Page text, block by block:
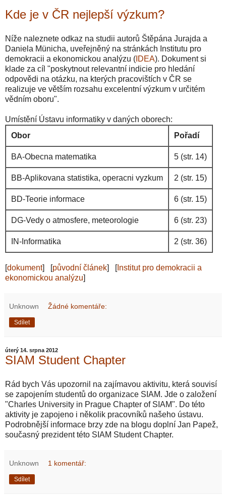
Kde je v ČR nejlepší výzkum?
Níže naleznete odkaz na studii autorů Štěpána Jurajda a
Daniela Münicha, uveřejněný na stránkách Institutu pro
demokracii a ekonomickou analýzu ( IDEA). Dokument si
klade za cíl "poskytnout relevantní indicie pro hledání
odpovědi na otázku, na kterých pracovištích v ČR se
realizuje ve větším rozsahu excelentní výzkum v určitém
vědním oboru".
Umístění Ústavu informatiky v daných oborech:
Obor
Pořadí
BA‐Obecna matematika 5 (str. 14)
BB‐Aplikovana statistika, operacni vyzkum 2 (str. 15)
BD‐Teorie informace 6 (str. 15)
DG‐Vedy o atmosfere, meteorologie 6 (str. 23)
IN‐Informatika 2 (str. 36)
[dokument] [původní článek] [Institut pro demokracii a
ekonomickou analýzu]
Unknown Žádné komentáře:
Sdílet
úterý 14. srpna 2012
SIAM Student Chapter
Rád bych Vás upozornil na zajímavou aktivitu, která souvisí
se zapojením studentů do organizace SIAM. Jde o založení
"Charles University in Prague Chapter of SIAM". Do této
aktivity je zapojeno i několik pracovníků našeho ústavu.
Podrobnější informace brzy zde na blogu doplní Jan Papež,
současný prezident této SIAM Student Chapter.
Unknown 1 komentář:
Sdílet